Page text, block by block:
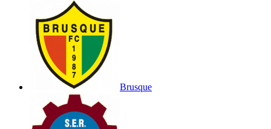
Brusque